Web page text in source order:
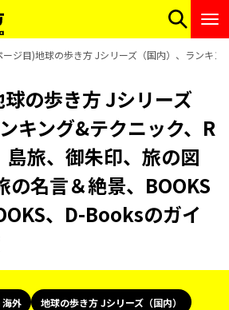
ージ目)地球の歩き方 Jシリーズ（国内）、ランキ
の歩き方 Jシリーズ
キング&テクニック、R
旅、御朱印、旅の図
の名言＆絶景、BOOKS
、D-Booksのガイ
海外
地球の歩き方 Jシリーズ（国内）